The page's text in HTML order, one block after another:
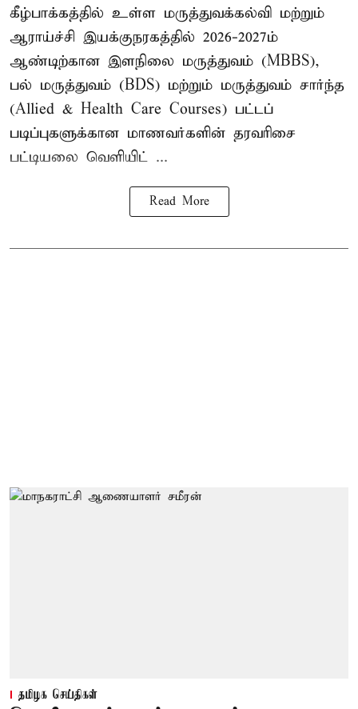
கீழ்பாக்கத்தில் உள்ள மருத்துவக்கல்வி மற்றும்
ஆராய்ச்சி இயக்குநரகத்தில் 2026-2027ம்
ஆண்டிற்கான இளநிலை மருத்துவம் (MBBS),
பல் மருத்துவம் (BDS) மற்றும் மருத்துவம் சார்ந்த
(Allied & Health Care Courses) பட்டப்
படிப்புகளுக்கான மாணவர்களின் தரவரிசை
பட்டியலை வெளியிட் ...
Read More
தமிழக செய்திகள்